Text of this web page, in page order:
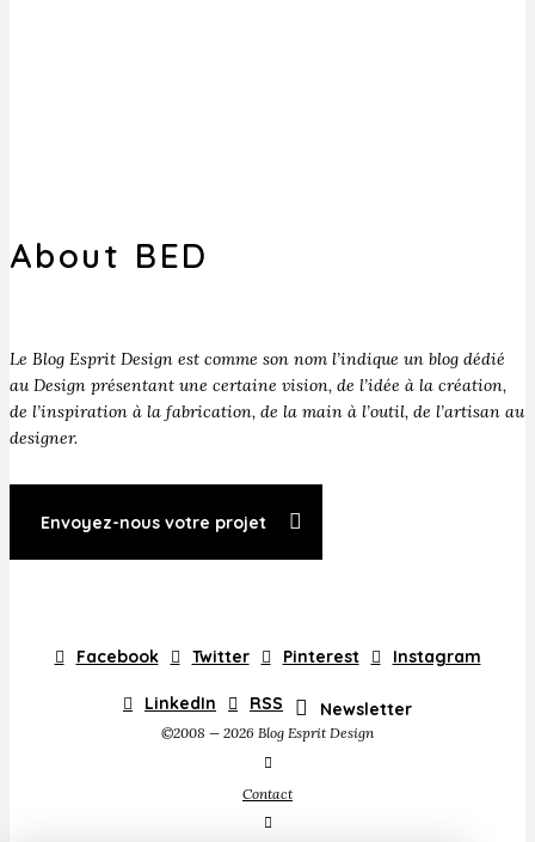
About BED
Le Blog Esprit Design est comme son nom l’indique un blog dédié
au Design présentant une certaine vision, de l’idée à la création,
de l’inspiration à la fabrication, de la main à l’outil, de l’artisan au
designer.
Envoyez-nous votre projet
Facebook Twitter Pinterest Instagram
LinkedIn RSS Newsletter
©2008 — 2026 Blog Esprit Design
Contact